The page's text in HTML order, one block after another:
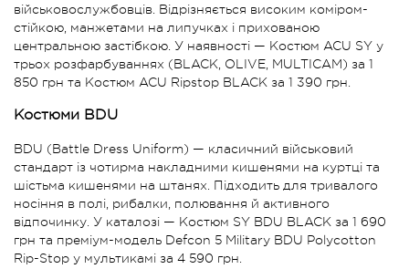
військовослужбовців. Відрізняється високим коміром-
стійкою, манжетами на липучках і прихованою
центральною застібкою. У наявності — Костюм ACU SY у
трьох розфарбуваннях (BLACK, OLIVE, MULTICAM) за 1
850 грн та Костюм ACU Ripstop BLACK за 1 390 грн.
Костюми BDU
BDU (Battle Dress Uniform) — класичний військовий
стандарт із чотирма накладними кишенями на куртці та
шістьма кишенями на штанях. Підходить для тривалого
носіння в полі, рибалки, полювання й активного
відпочинку. У каталозі — Костюм SY BDU BLACK за 1 690
грн та преміум-модель Defcon 5 Military BDU Polycotton
Rip-Stop у мультикамі за 4 590 грн.